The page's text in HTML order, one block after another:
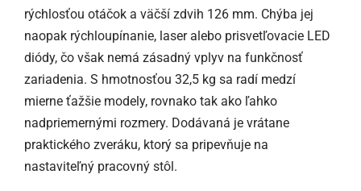
rýchlosťou otáčok a väčší zdvih 126 mm. Chýba jej
naopak rýchloupínanie, laser alebo prisvetľovacie LED
diódy, čo však nemá zásadný vplyv na funkčnosť
zariadenia. S hmotnosťou 32,5 kg sa radí medzí
mierne ťažšie modely, rovnako tak ako ľahko
nadpriemernými rozmery. Dodávaná je vrátane
praktického zveráku, ktorý sa pripevňuje na
nastaviteľný pracovný stôl.